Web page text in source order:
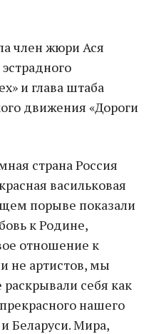
член жюри Ася
и глава штаба
движения «Дороги
страна Россия
васильковая
порыве показали
к Родине,
отношение к
не артистов, мы
себя как
нашего
Беларуси. Мира,